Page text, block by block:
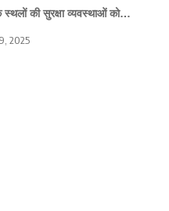
स्थलों की सुरक्षा व्यवस्थाओं को…
2025